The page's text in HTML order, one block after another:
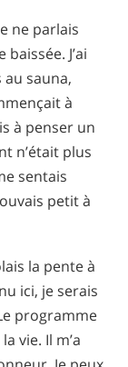
ne parlais
J’ai
au sauna,
à
à penser un
n’était plus
sentais
petit à
la pente à
ici, je serais
programme
vie. Il m’a